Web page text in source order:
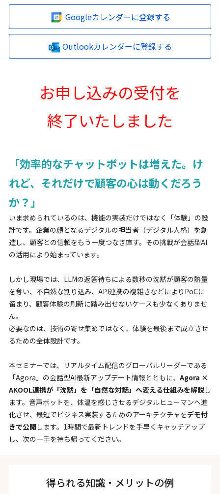
Googleカレンダーに登録する
Outlookカレンダーに登録する
お申し込みの受付を
終了いたしました
「効率的なチャットボットは増えた。け
れど、それだけで顧客の心は動くだろう
か？」
いま求められているのは、機能の実装だけではなく「体験」の設
計です。企業の顔となるデジタルの担当者（デジタル人格）を創
造し、顧客との信頼をもう一度つなぎ直す。その挑戦が会話型AI
の活用により始まっています。
しかし現場では、LLMの返答待ちによる数秒の沈黙が顧客の熱量
を奪い、不自然な割り込み、API連携の複雑さなどによりPoCに
留まり、顧客体験の刷新に踏み出せないケースも少なくありませ
ん。
必要なのは、技術の寄せ集めではなく、体験を最後まで成立させ
るための全体設計です。
本セミナーでは、リアルタイム配信のグローバルリーダーである
「Agora」の会話型AI最新アップデート情報とともに、 Agora ×
AKOOL連携が「沈黙」を「自然な対話」へ変える仕組みを解説し
ます。音声ボットを、体温を感じさせるデジタルヒューマンへ進
化させ、最短でビジネス実装するためのアーキテクチャをデモ付
きで公開 します。1時間で最新トレンドを手早くキャッチアップ
し、次の一手を持ち帰ってください。
得られる知識・メリットの例